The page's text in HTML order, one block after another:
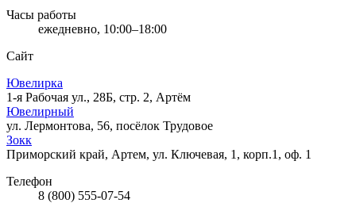
Часы работы
ежедневно, 10:00–18:00
Сайт
Ювелирка
1-я Рабочая ул., 28Б, стр. 2, Артём
Ювелирный
ул. Лермонтова, 56, посёлок Трудовое
Зокк
Приморский край, Артем, ул. Ключевая, 1, корп.1, оф. 1
Телефон
8 (800) 555-07-54